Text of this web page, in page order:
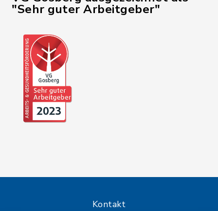
"Sehr guter Arbeitgeber"
Kontakt